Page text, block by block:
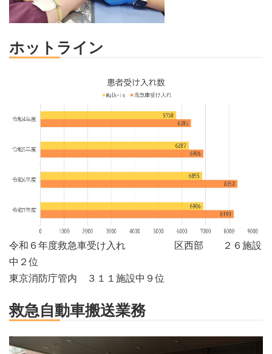
ホットライン
令和６年度救急車受け入れ 区西部 ２６施設
中２位
東京消防庁管内 ３１１施設中９位
救急自動車搬送業務